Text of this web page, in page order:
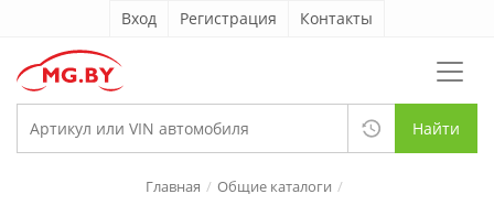
Вход Регистрация Контакты
Найти
Главная Общие каталоги